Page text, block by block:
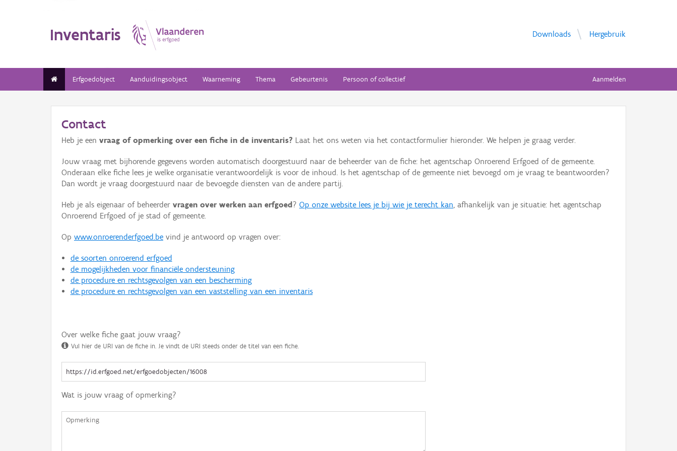
Inventaris Downloads Hergebruik
Erfgoedobject Aanduidingsobject Waarneming Thema Gebeurtenis Persoon of collectief Aanmelden
Contact
Heb je een vraag of opmerking over een fiche in de inventaris? Laat het ons weten via het contactformulier hieronder. We helpen je graag verder.
Jouw vraag met bijhorende gegevens worden automatisch doorgestuurd naar de beheerder van de fiche: het agentschap Onroerend Erfgoed of de gemeente.
Onderaan elke fiche lees je welke organisatie verantwoordelijk is voor de inhoud. Is het agentschap of de gemeente niet bevoegd om je vraag te beantwoorden?
Dan wordt je vraag doorgestuurd naar de bevoegde diensten van de andere partij.
Heb je als eigenaar of beheerder vragen over werken aan erfgoed ? Op onze website lees je bij wie je terecht kan, afhankelijk van je situatie: het agentschap
Onroerend Erfgoed of je stad of gemeente.
Op www.onroerenderfgoed.be vind je antwoord op vragen over:
de soorten onroerend erfgoed
de mogelijkheden voor financiële ondersteuning
de procedure en rechtsgevolgen van een bescherming
de procedure en rechtsgevolgen van een vaststelling van een inventaris
Over welke fiche gaat jouw vraag?
Vul hier de URI van de fiche in. Je vindt de URI steeds onder de titel van een fiche.
Wat is jouw vraag of opmerking?